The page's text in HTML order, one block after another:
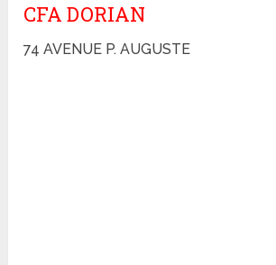
CFA DORIAN
74 AVENUE P. AUGUSTE